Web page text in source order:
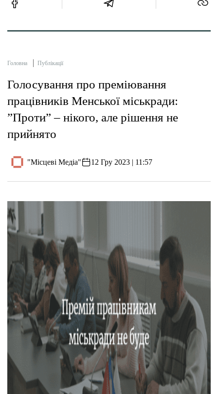
Головна Публікації
Голосування про преміювання
працівників Менської міськради:
”Проти” – нікого, але рішення не
прийнято
"Місцеві Медіа" 12 Гру 2023 | 11:57